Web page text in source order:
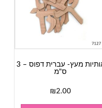
אותיות מעץ- עברית דפוס – 3
ס"מ
₪2.00